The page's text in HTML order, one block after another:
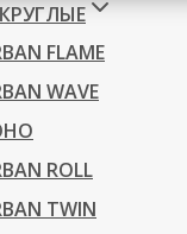
FLAME
WAVE
ROLL
TWIN